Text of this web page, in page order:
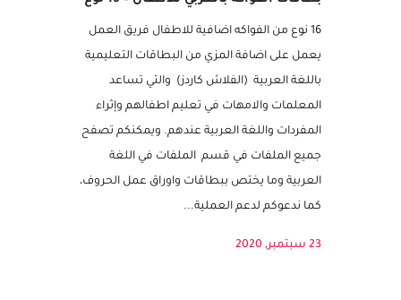
بطاقات الفواكه بالعربي للاطفال – 16 نوع
16 نوع من الفواكه اضافية للاطفال فريق العمل
يعمل على اضافة المزي من البطاقات التعليمية
باللغة العربية (الفلاش كاردز) والتي تساعد
المعلمات والامهات في تعليم اطفالهم وإثراء
المفردات واللغة العربية عندهم. ويمكنكم تصفح
جميع الملفات في قسم الملفات في اللغة
العربية وما يختص ببطاقات واوراق عمل الحروف،
كما ندعوكم لدعم العملية...